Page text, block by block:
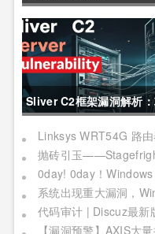
Pack2TheRoot漏洞允许
Linux用户获取root权限
Sliver C2框架漏洞解析
击者可建立TCP连接窃取
据流量
Linksys WRT54G 路
抛砖引玉
系统出现重大漏洞，
代码审计 | Discuz最新